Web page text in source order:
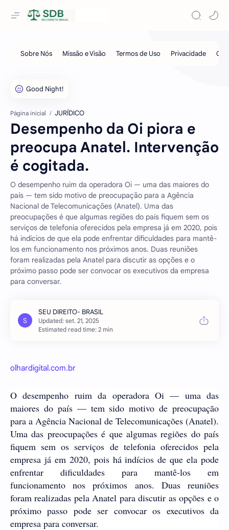
Página inicial JURÍDICO
Desempenho da Oi piora e
preocupa Anatel. Intervenção
é cogitada.
O desempenho ruim da operadora Oi — uma das maiores do
país — tem sido motivo de preocupação para a Agência
Nacional de Telecomunicações (Anatel). Uma das
preocupações é que algumas regiões do país fiquem sem os
serviços de telefonia oferecidos pela empresa já em 2020, pois
há indícios de que ela pode enfrentar dificuldades para mantê-
los em funcionamento nos próximos anos. Duas reuniões
foram realizadas pela Anatel para discutir as opções e o
próximo passo pode ser convocar os executivos da empresa
para conversar.
Estimated read time: 2 min
olhardigital.com.br
O desempenho ruim da operadora Oi — uma das
maiores do país — tem sido motivo de preocupação
para a Agência Nacional de Telecomunicações (Anatel).
Uma das preocupações é que algumas regiões do país
fiquem sem os serviços de telefonia oferecidos pela
empresa já em 2020, pois há indícios de que ela pode
enfrentar dificuldades para mantê-los em
funcionamento nos próximos anos. Duas reuniões
foram realizadas pela Anatel para discutir as opções e o
próximo passo pode ser convocar os executivos da
empresa para conversar.